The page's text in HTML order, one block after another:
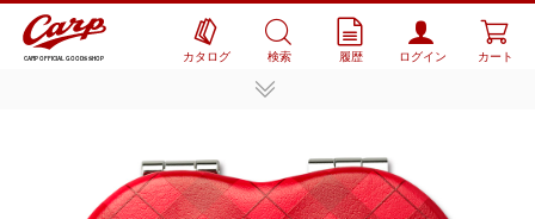
CARP OFFICIAL GOODS SHOP カタログ 検索 履歴 ログイン カート